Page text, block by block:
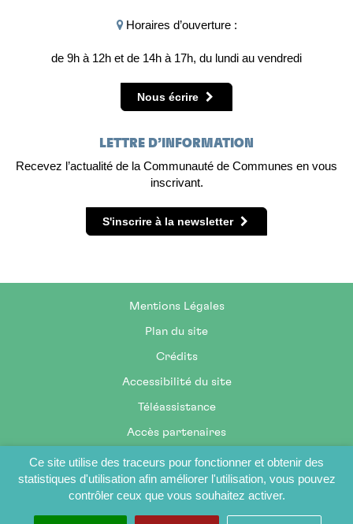
Ce site utilise des traceurs pour fonctionner et obtenir des
statistiques d'utilisation afin améliorer l'utilisation, vous pouvez
contrôler ceux que vous souhaitez activer.
Horaires d’ouverture :
de 9h à 12h et de 14h à 17h, du lundi au vendredi
Nous écrire
LETTRE D’INFORMATION
Recevez l’actualité de la Communauté de Communes en vous
inscrivant.
S'inscrire à la newsletter
Mentions Légales
Plan du site
Crédits
Accessibilité du site
Téléassistance
Accès partenaires